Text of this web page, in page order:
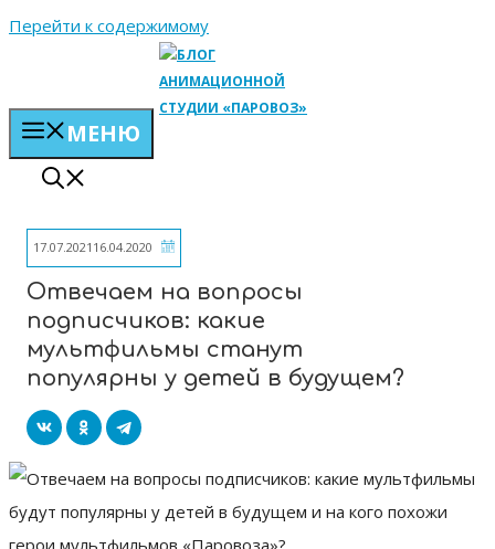
Перейти к содержимому
МЕНЮ
Отвечаем на вопросы
подписчиков: какие
мультфильмы станут
популярны у детей в будущем?
17.07.2021 16.04.2020